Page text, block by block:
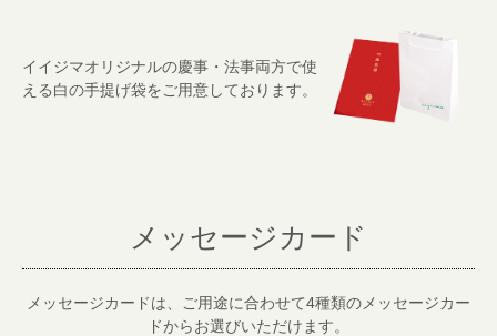
イイジマオリジナルの慶事・法事両方で使
える白の手提げ袋をご用意しております。
メッセージカード
メッセージカードは、ご用途に合わせて4種類のメッセージカー
ドからお選びいただけます。